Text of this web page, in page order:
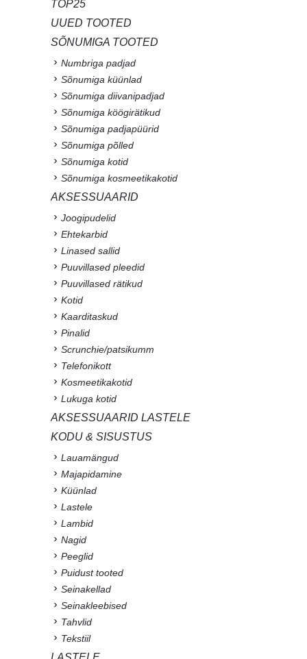
TOP25
UUED TOOTED
SÕNUMIGA TOOTED
Numbriga padjad
Sõnumiga küünlad
Sõnumiga diivanipadjad
Sõnumiga köögirätikud
Sõnumiga padjapüürid
Sõnumiga põlled
Sõnumiga kotid
Sõnumiga kosmeetikakotid
AKSESSUAARID
Joogipudelid
Ehtekarbid
Linased sallid
Puuvillased pleedid
Puuvillased rätikud
Kotid
Kaarditaskud
Pinalid
Scrunchie/patsikumm
Telefonikott
Kosmeetikakotid
Lukuga kotid
AKSESSUAARID LASTELE
KODU & SISUSTUS
Lauamängud
Majapidamine
Küünlad
Lastele
Lambid
Nagid
Peeglid
Puidust tooted
Seinakellad
Seinakleebised
Tahvlid
Tekstiil